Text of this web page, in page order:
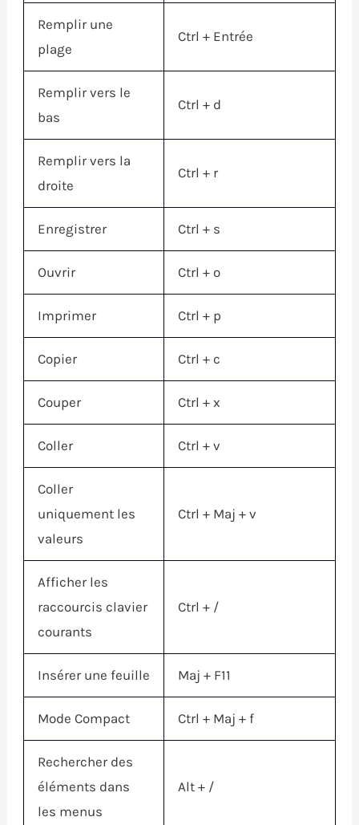
Remplir une
plage
Ctrl + Entrée
Remplir vers le
bas
Ctrl + d
Remplir vers la
droite
Ctrl + r
Enregistrer Ctrl + s
Ouvrir Ctrl + o
Imprimer Ctrl + p
Copier Ctrl + c
Couper Ctrl + x
Coller Ctrl + v
Coller
uniquement les
valeurs
Ctrl + Maj + v
Afficher les
raccourcis clavier
courants
Ctrl + /
Insérer une feuille Maj + F11
Mode Compact Ctrl + Maj + f
Rechercher des
éléments dans
les menus
Alt + /